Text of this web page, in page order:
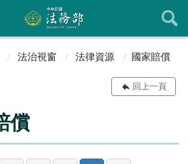
法治視窗 法律資源 國家賠償
回上一頁
償